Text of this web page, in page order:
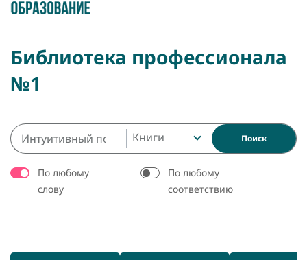
Библиотека профессионала
№1
Книги Поиск
По любому
слову
По любому
соответствию